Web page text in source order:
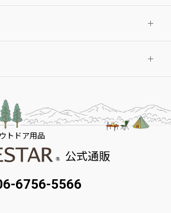
トドア用品
公式通販
6756-5566